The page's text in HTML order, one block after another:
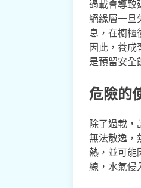
過載會導致
絕緣層一旦
息，在櫥櫃
因此，養成
是預留安全
危險的
除了過載，
無法散逸，
熱，並可能
線，水氣侵